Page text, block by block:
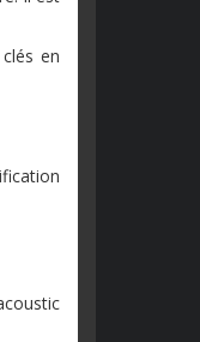
en